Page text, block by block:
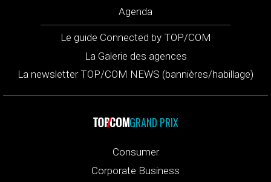
Agenda
Le guide Connected by TOP/COM
La Galerie des agences
La newsletter TOP/COM NEWS (bannières/habillage)
GRAND PRIX
Consumer
Corporate Business